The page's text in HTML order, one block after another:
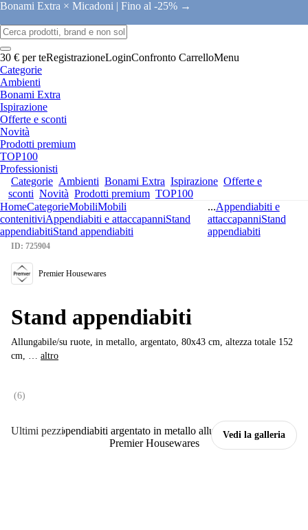
Bonami Extra × Micadoni | Fino al -25% →
30 € per teRegistrazioneLoginConfronto CarrelloMenu
Categorie
Ambienti
Bonami Extra
Ispirazione
Offerte e sconti
Novità
Prodotti premium
TOP100
Professionisti
Categorie Ambienti Bonami Extra Ispirazione Offerte e
sconti Novità Prodotti premium TOP100
HomeCategorieMobiliMobili
contenitiviAppendiabiti e attaccapanniStand
appendiabitiStand appendiabiti
...Appendiabiti e
attaccapanniStand
appendiabiti
Vedi la galleria
Ultimi pezzi
ID: 725904
Premier Housewares
Stand appendiabiti
Allungabile/su ruote, in metallo, argentato, 80x43 cm, altezza totale 152
cm, … altro
(6)